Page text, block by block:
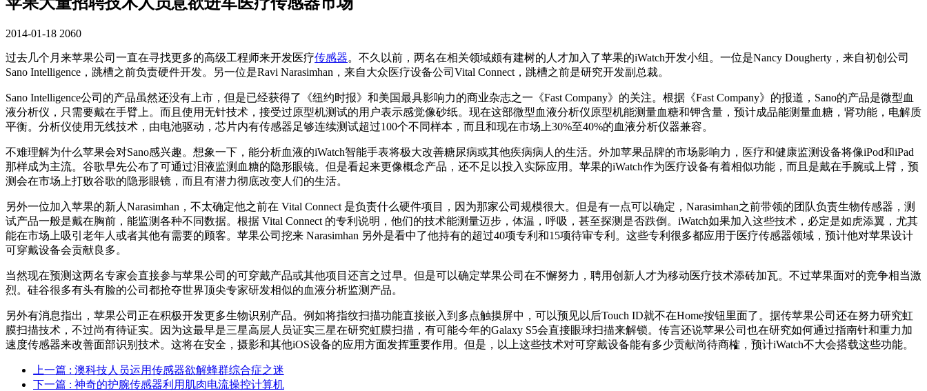
2014-01-18 2060
过去几个月来苹果公司一直在寻找更多的高级工程师来开发医疗传感器。不久以前，两名在相关领域颇有建树的人才加入了苹果的iWatch开发小组。一位是Nancy Dougherty，来自初创公司
Sano Intelligence，跳槽之前负责硬件开发。另一位是Ravi Narasimhan，来自大众医疗设备公司Vital Connect，跳槽之前是研究开发副总裁。
Sano Intelligence公司的产品虽然还没有上市，但是已经获得了《纽约时报》和美国最具影响力的商业杂志之一《Fast Company》的关注。根据《Fast Company》的报道，Sano的产品是微型血
液分析仪，只需要戴在手臂上。而且使用无针技术，接受过原型机测试的用户表示感觉像砂纸。现在这部微型血液分析仪原型机能测量血糖和钾含量，预计成品能测量血糖，肾功能，电解质
平衡。分析仪使用无线技术，由电池驱动，芯片内有传感器足够连续测试超过100个不同样本，而且和现在市场上30%至40%的血液分析仪器兼容。
不难理解为什么苹果会对Sano感兴趣。想象一下，能分析血液的iWatch智能手表将极大改善糖尿病或其他疾病病人的生活。外加苹果品牌的市场影响力，医疗和健康监测设备将像iPod和iPad
那样成为主流。谷歌早先公布了可通过泪液监测血糖的隐形眼镜。但是看起来更像概念产品，还不足以投入实际应用。苹果的iWatch作为医疗设备有着相似功能，而且是戴在手腕或上臂，预
测会在市场上打败谷歌的隐形眼镜，而且有潜力彻底改变人们的生活。
另外一位加入苹果的新人Narasimhan，不太确定他之前在 Vital Connect 是负责什么硬件项目，因为那家公司规模很大。但是有一点可以确定，Narasimhan之前带领的团队负责生物传感器，测
试产品一般是戴在胸前，能监测各种不同数据。根据 Vital Connect 的专利说明，他们的技术能测量迈步，体温，呼吸，甚至探测是否跌倒。iWatch如果加入这些技术，必定是如虎添翼，尤其
能在市场上吸引老年人或者其他有需要的顾客。苹果公司挖来 Narasimhan 另外是看中了他持有的超过40项专利和15项待审专利。这些专利很多都应用于医疗传感器领域，预计他对苹果设计
可穿戴设备会贡献良多。
当然现在预测这两名专家会直接参与苹果公司的可穿戴产品或其他项目还言之过早。但是可以确定苹果公司在不懈努力，聘用创新人才为移动医疗技术添砖加瓦。不过苹果面对的竞争相当激
烈。硅谷很多有头有脸的公司都抢夺世界顶尖专家研发相似的血液分析监测产品。
另外有消息指出，苹果公司正在积极开发更多生物识别产品。例如将指纹扫描功能直接嵌入到多点触摸屏中，可以预见以后Touch ID就不在Home按钮里面了。据传苹果公司还在努力研究虹
膜扫描技术，不过尚有待证实。因为这最早是三星高层人员证实三星在研究虹膜扫描，有可能今年的Galaxy S5会直接眼球扫描来解锁。传言还说苹果公司也在研究如何通过指南针和重力加
速度传感器来改善面部识别技术。这将在安全，摄影和其他iOS设备的应用方面发挥重要作用。但是，以上这些技术对可穿戴设备能有多少贡献尚待商榷，预计iWatch不大会搭载这些功能。
上一篇 : 澳科技人员运用传感器欲解蜂群综合症之迷
下一篇 : 神奇的护腕传感器利用肌肉电流操控计算机